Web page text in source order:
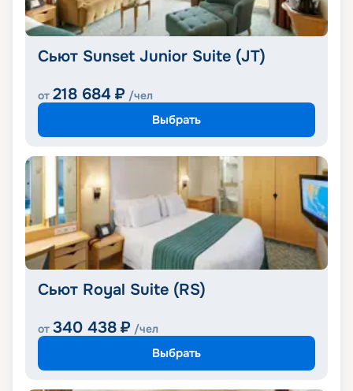
Сьют Sunset Junior Suite (JT)
от 218 684 ₽ /чел
Выбрать
Сьют Royal Suite (RS)
от 340 438 ₽ /чел
Выбрать